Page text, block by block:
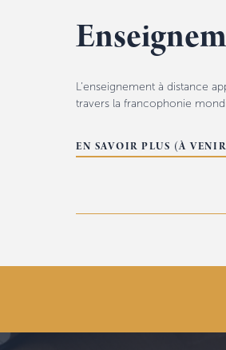
L’enseignement à distance
travers la francophonie
EN SAVOIR PLUS (À